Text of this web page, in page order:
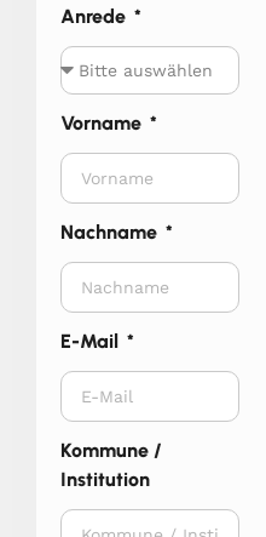
Anrede
Vorname
Nachname
E-Mail
Kommune /
Institution